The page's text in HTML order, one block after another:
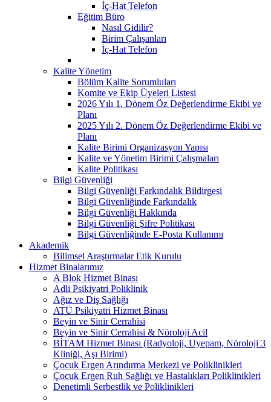
İç-Hat Telefon
Eğitim Büro
Nasıl Gidilir?
Birim Çalışanları
İç-Hat Telefon
Kalite Yönetim
Bölüm Kalite Sorumluları
Komite ve Ekip Üyeleri Listesi
2026 Yılı 1. Dönem Öz Değerlendirme Ekibi ve
Planı
2025 Yılı 2. Dönem Öz Değerlendirme Ekibi ve
Planı
Kalite Birimi Organizasyon Yapısı
Kalite ve Yönetim Birimi Çalışmaları
Kalite Politikası
Bilgi Güvenliği
Bilgi Güvenliği Farkındalık Bildirgesi
Bilgi Güvenliğinde Farkındalık
Bilgi Güvenliği Hakkında
Bilgi Güvenliği Şifre Politikası
Bilgi Güvenliğinde E-Posta Kullanımı
Akademik
Bilimsel Araştırmalar Etik Kurulu
Hizmet Binalarımız
A Blok Hizmet Binası
Adli Psikiyatri Poliklinik
Ağız ve Diş Sağlığı
ATÜ Psikiyatri Hizmet Binası
Beyin ve Sinir Cerrahisi
Beyin ve Sinir Cerrahisi & Nöroloji Acil
BİTAM Hizmet Binası (Radyoloji, Uyepam, Nöroloji 3
Kliniği, Aşı Birimi)
Çocuk Ergen Arındırma Merkezi ve Poliklinikleri
Çocuk Ergen Ruh Sağlığı ve Hastalıkları Poliklinikleri
Denetimli Serbestlik ve Poliklinikleri